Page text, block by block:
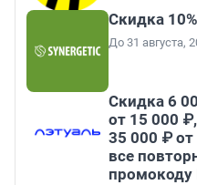
Скидка
До 31 августа,
Скидка 6
от 15 000
35 000 ₽
все